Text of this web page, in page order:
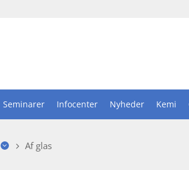
Seminarer Infocenter Nyheder Kemi
Af glas